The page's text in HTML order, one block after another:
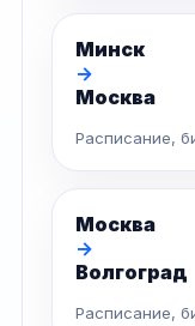
Минск
→
Москва
Расписание,
Москва
→
Волгоград
Расписание,